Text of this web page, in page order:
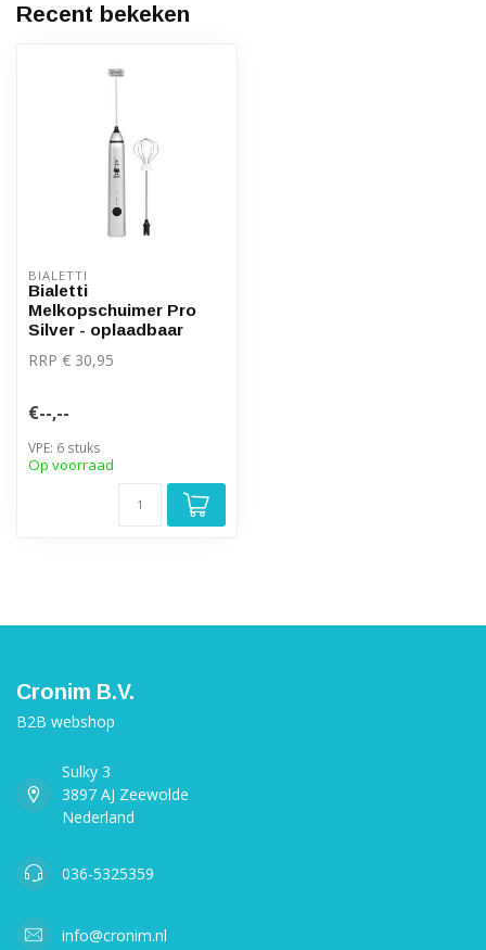
Recent bekeken
BIALETTI
Bialetti
Melkopschuimer Pro
Silver - oplaadbaar
RRP € 30,95
€--,--
VPE: 6 stuks
Op voorraad
Cronim B.V.
B2B webshop
Sulky 3
3897 AJ Zeewolde
Nederland
036-5325359
info@cronim.nl